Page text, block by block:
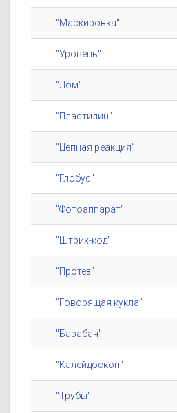
"Маскировка"
"Уровень"
"Лом"
"Пластилин"
"Цепная реакция"
"Глобус"
"Фотоаппарат"
"Штрих-код"
"Протез"
"Говорящая кукла"
"Барабан"
"Калейдоскоп"
"Трубы"